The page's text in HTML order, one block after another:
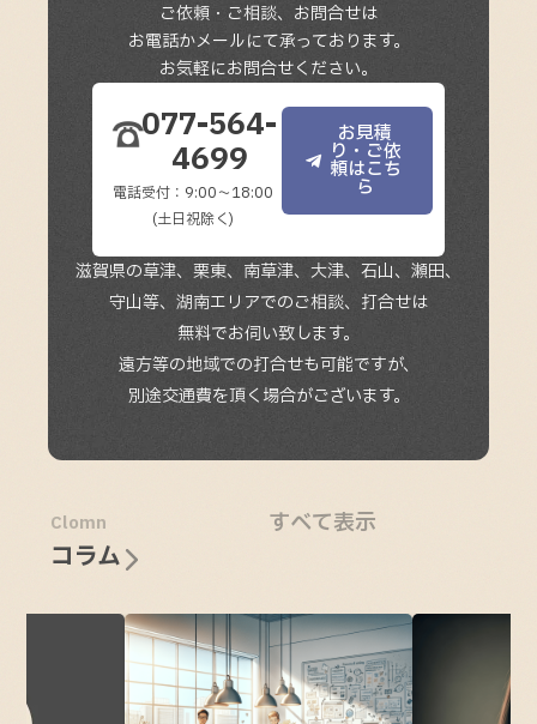
ご依頼・ご相談、お問合せは
お電話かメールにて承っております。
お気軽にお問合せください。
077-564-
4699
電話受付：9:00～18:00
(土日祝除く)
お見積
り・ご依
頼はこち
ら
滋賀県の草津、栗東、南草津、 大津、 石山、 瀬田、
守山等、 湖南エリアでのご相談、打合せは
無料でお伺い致します。
遠方等の地域での打合せも可能ですが、
別途交通費を頂く場合がございます。
Clomn
コラム
すべて表示